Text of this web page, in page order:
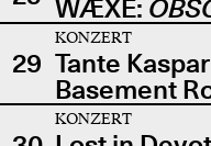
WÆXE:
29
KONZERT
Tante
Basement
KONZERT